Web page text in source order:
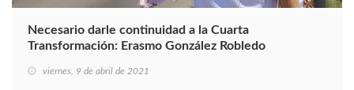
Necesario darle continuidad a la Cuarta
Transformación: Erasmo González Robledo
viernes, 9 de abril de 2021